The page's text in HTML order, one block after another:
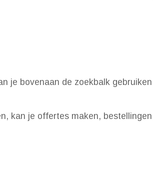
je bovenaan de zoekbalk
kan je offertes maken,